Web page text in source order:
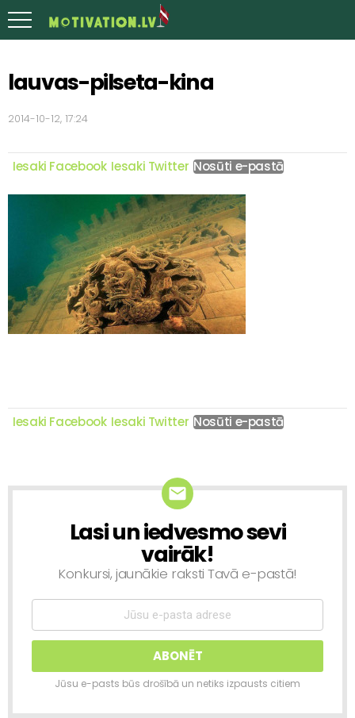
lauvas-pilseta-kina
2014-10-12, 17:24
Iesaki Facebook Iesaki Twitter Nosūti e-pastā
Iesaki Facebook Iesaki Twitter Nosūti e-pastā
NEWSLETTER
Lasi un iedvesmo sevi
vairāk!
Konkursi, jaunākie raksti Tavā e-pastā!
Jūsu e-pasts būs drošībā un netiks izpausts citiem